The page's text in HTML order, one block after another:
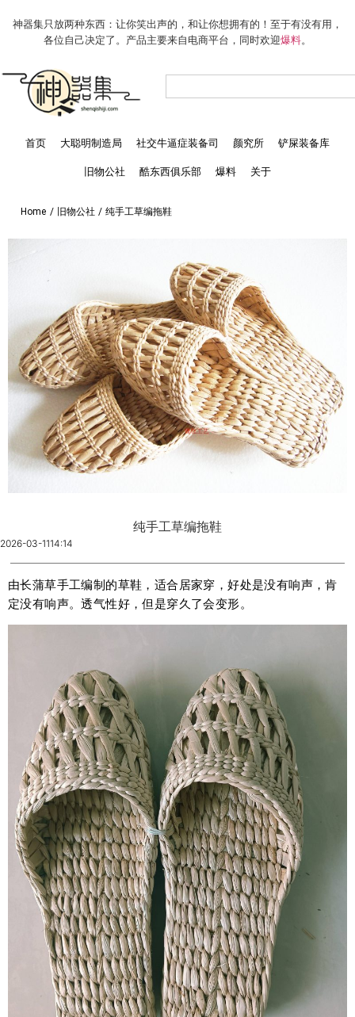
神器集只放两种东西：让你笑出声的，和让你想拥有的！至于有没有用，
各位自己决定了。产品主要来自电商平台，同时欢迎爆料。
首页 大聪明制造局 社交牛逼症装备司 颜究所 铲屎装备库
旧物公社 酷东西俱乐部 爆料 关于
Home / 旧物公社 / 纯手工草编拖鞋
纯手工草编拖鞋
2026-03-1114:14
由长蒲草手工编制的草鞋，适合居家穿，好处是没有响声，肯
定没有响声。透气性好，但是穿久了会变形。